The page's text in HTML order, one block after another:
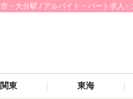
・大分駅 / アルバイト・パート求人 -
関東 東海